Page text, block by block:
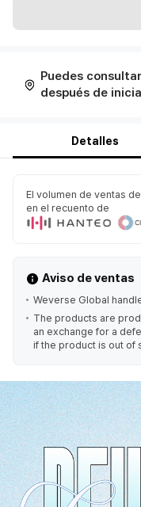
Puedes
después de
Detalles
El volumen de ventas
en el recuento de
Aviso de ventas
Weverse Global
The products are
an exchange for a
if the product is out of